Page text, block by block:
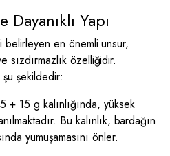
Yapı
belirleyen en önemli unsur,
sızdırmazlık özelliğidir.
şu şekildedir:
+ 15 g kalınlığında, yüksek
Bu kalınlık, bardağın
yumuşamasını önler.